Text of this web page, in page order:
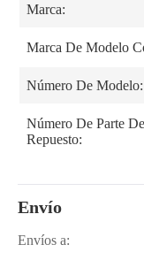
Marca:
Marca De Modelo
Número De Modelo:
Número De Parte De
Repuesto:
Envío
Envíos a: